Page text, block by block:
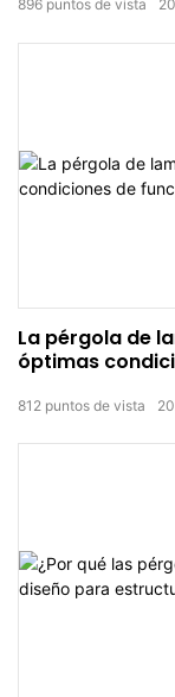
896 puntos de vista
La pérgola de
óptimas
812 puntos de vista